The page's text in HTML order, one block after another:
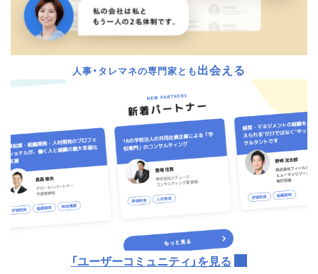
人事・タレマネの専門家とも出会える
「ユーザーコミュニティ」を見る